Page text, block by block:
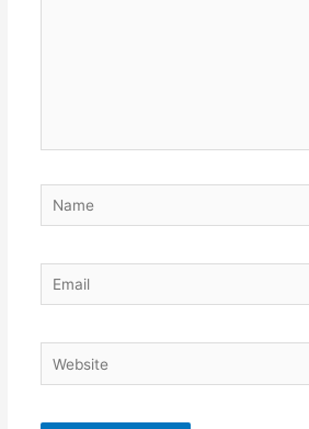
Name
Email
Website